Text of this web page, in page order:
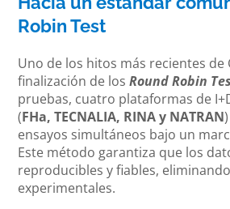
Robin Test
Uno de los hitos más recientes de
finalización de losRound Robin
pruebas, cuatro plataformas de
(FHa, TECNALIA, RINA y NATRAN
ensayos simultáneos bajo un
Este método garantiza que los
reproducibles y fiables,
experimentales.